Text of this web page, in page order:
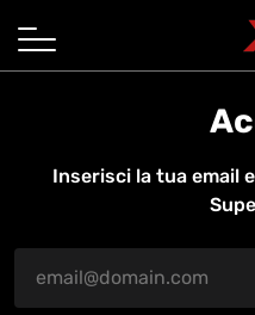
Inserisci la tua email